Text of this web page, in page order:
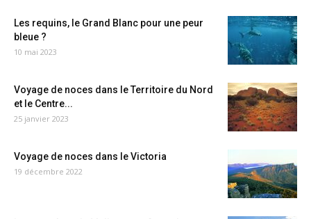
Les requins, le Grand Blanc pour une peur
bleue ?
10 mai 2023
Voyage de noces dans le Territoire du Nord
et le Centre...
25 janvier 2023
Voyage de noces dans le Victoria
19 décembre 2022